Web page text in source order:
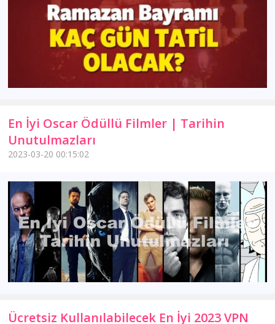
En İyi Oscar Ödüllü Filmler | Tarihin
Unutulmazları
2023-03-20 00:15:02
Ücretsiz Kullanılabilecek En İyi 2023 VPN